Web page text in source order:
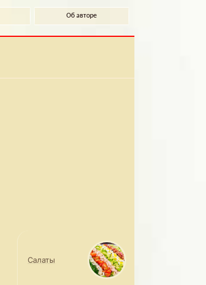
Об авторе
Салаты